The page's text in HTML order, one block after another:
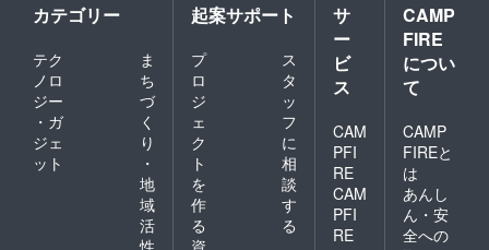
カテゴリー
テク
ノロ
ジー
・ガ
ジェ
ット
ま
ち
づ
く
り
・
地
域
活
性
起案サポート
プ
ロ
ジ
ェ
ク
ト
を
作
る
ス
タ
ッ
フ
に
相
談
す
る
資
サ
ー
ビ
ス
CAM
PFI
RE
CAM
PFI
RE
CAMP
FIRE
につい
て
CAMP
FIREと
は
あんし
ん・安
全への